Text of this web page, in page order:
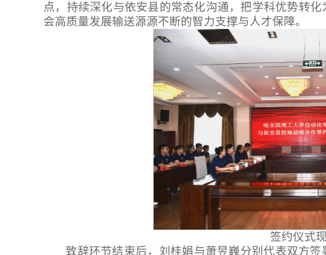
点，持续深化与依安县的常态化沟通，把学科优势转
会高质量发展输送源源不断的智力支撑与人才保障。
签约仪式
致辞环节结束后，刘桂娟与萧昱巍分别代表双方